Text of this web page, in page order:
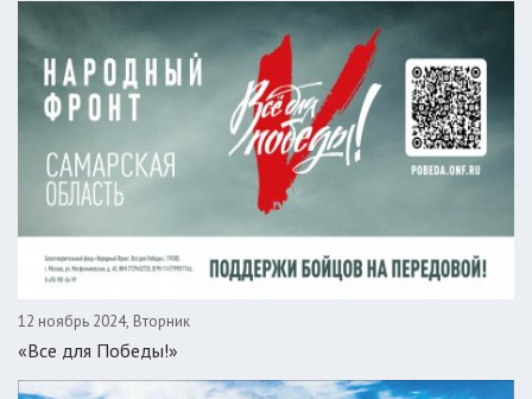
12 ноябрь 2024, Вторник
«Все для Победы!»